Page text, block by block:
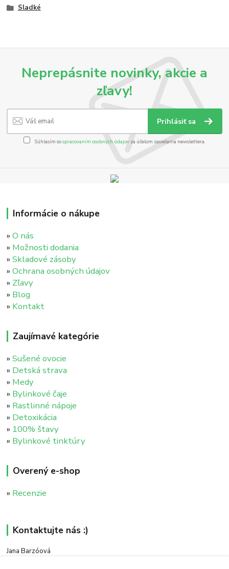
Sladké
Neprepásnite novinky, akcie a
zľavy!
Prihlásiť sa
Súhlasím sospracovaním osobných údajov za účelom zasielania newslettera.
Informácie o nákupe
»O nás
» Možnosti dodania
»Skladové zásoby
»Ochrana osobných údajov
» Zľavy
» Blog
» Kontakt
Zaujímavé kategórie
»Sušené ovocie
» Detská strava
» Medy
» Bylinkové čaje
» Rastlinné nápoje
» Detoxikácia
» 100% štavy
» Bylinkové tinktúry
Overený e-shop
» Recenzie
Kontaktujte nás :)
Jana Barzóová